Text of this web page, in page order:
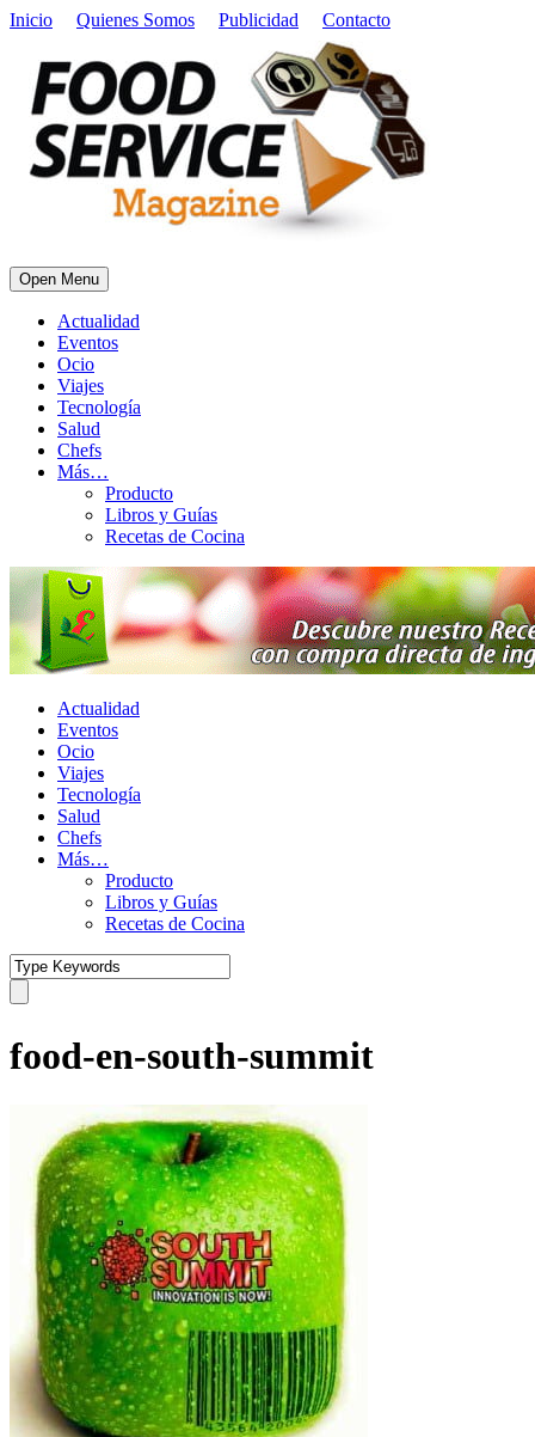
Inicio Quienes Somos Publicidad Contacto
Open Menu
Actualidad
Eventos
Ocio
Viajes
Tecnología
Salud
Chefs
Más…
Producto
Libros y Guías
Recetas de Cocina
Actualidad
Eventos
Ocio
Viajes
Tecnología
Salud
Chefs
Más…
Producto
Libros y Guías
Recetas de Cocina
food-en-south-summit